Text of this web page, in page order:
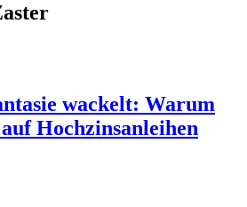
wackelt: Warum
Hochzinsanleihen